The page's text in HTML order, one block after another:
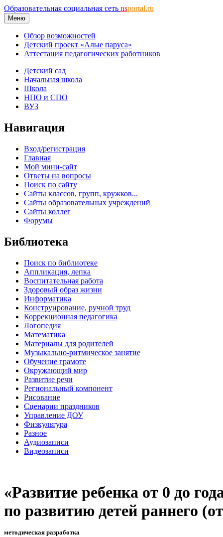
Образовательная социальная сеть nsportal.ru
Меню
Обзор возможностей
Детский проект «Алые паруса»
Аттестация педагогических работников
Детский сад
Начальная школа
Школа
НПО и СПО
ВУЗ
Навигация
Вход/регистрация
Главная
Мой мини-сайт
Ответы на вопросы
Поиск по сайту
Сайты классов, групп, кружков...
Сайты образовательных учреждений
Сайты коллег
Форумы
Библиотека
Поиск по библиотеке
Аппликация, лепка
Воспитательная работа
Здоровый образ жизни
Информатика
Конструирование, ручной труд
Коррекционная педагогика
Логопедия
Математика
Материалы для родителей
Музыкально-ритмическое занятие
Обучение грамоте
Окружающий мир
Развитие речи
Региональный компонент
Рисование
Сценарии праздников
Управление ДОУ
Физкультура
Разное
Аудиозаписи
Видеозаписи
«Развитие ребенка от 0 до
по развитию детей раннего
методическая разработка